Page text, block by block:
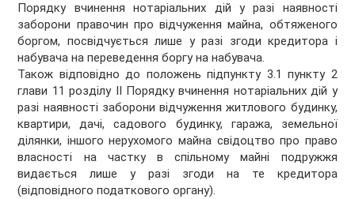
Порядку вчинення нотаріальних дій у разі наявності
заборони правочин про відчуження майна, обтяженого
боргом, посвідчується лише у разі згоди кредитора і
набувача на переведення боргу на набувача.
Також відповідно до положень підпункту 3.1 пункту 2
глави 11 розділу II Порядку вчинення нотаріальних дій у
разі наявності заборони відчуження житлового будинку,
квартири, дачі, садового будинку, гаража, земельної
ділянки, іншого нерухомого майна свідоцтво про право
власності на частку в спільному майні подружжя
видається лише у разі згоди на те кредитора
(відповідного податкового органу).